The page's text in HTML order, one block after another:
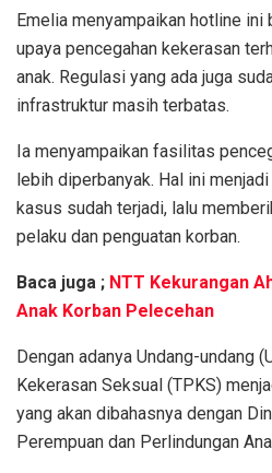
Emelia menyampaikan hotline
upaya pencegahan kekerasan
anak. Regulasi yang ada juga
infrastruktur masih terbatas.
Ia menyampaikan fasilitas
lebih diperbanyak. Hal ini
kasus sudah terjadi, lalu
pelaku dan penguatan korban.
Baca juga ; NTT Kekurangan
Anak Korban Pelecehan
Dengan adanya Undang-undang
Kekerasan Seksual (TPKS)
yang akan dibahasnya dengan
Perempuan dan Perlindungan